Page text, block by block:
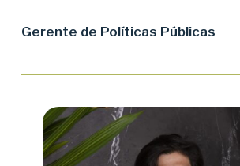
Gerente de Políticas Públicas